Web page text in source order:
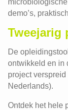
demo’s,
Tweejarig
De
ontwikkeld en in
project
Nederlands).
Ontdek het hele